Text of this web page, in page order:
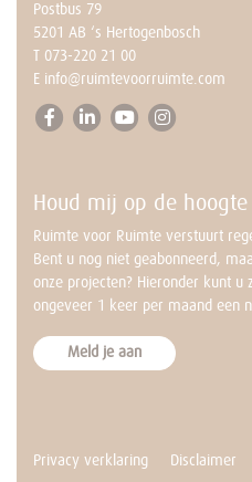
Postbus 79
5201 AB ‘s Hertogenbosch
073-220 21 00
E info@ruimtevoorruimte.com
Houd mij op de hoogte
Ruimte voor Ruimte verstuurt
Bent u nog niet geabonneerd,
onze projecten? Hieronder kunt u
ongeveer 1 keer per maand een
Meld je aan
Privacy verklaring Disclaimer